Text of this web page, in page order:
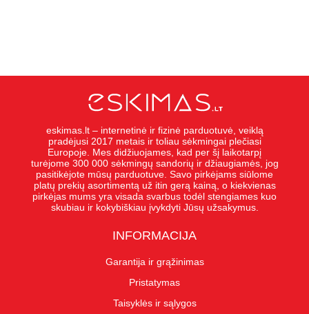
eskimas.lt – internetinė ir fizinė parduotuvė, veiklą
pradėjusi 2017 metais ir toliau sėkmingai plečiasi
Europoje. Mes didžiuojames, kad per šį laikotarpį
turėjome 300 000 sėkmingų sandorių ir džiaugiamės, jog
pasitikėjote mūsų parduotuve. Savo pirkėjams siūlome
platų prekių asortimentą už itin gerą kainą, o kiekvienas
pirkėjas mums yra visada svarbus todėl stengiames kuo
skubiau ir kokybiškiau įvykdyti Jūsų užsakymus.
INFORMACIJA
Garantija ir grąžinimas
Pristatymas
Taisyklės ir sąlygos